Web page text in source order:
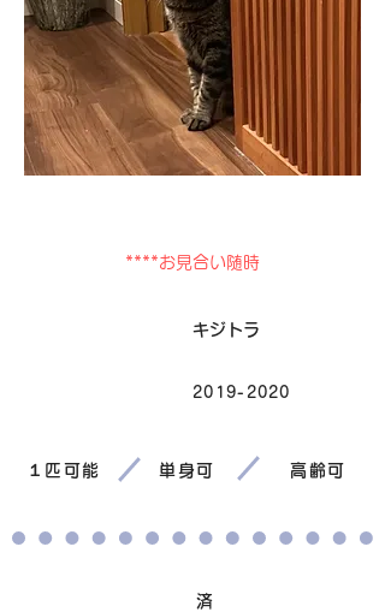
****お見合い随時
キジトラ
2019-2020
１匹可能 単身可 高齢可
済